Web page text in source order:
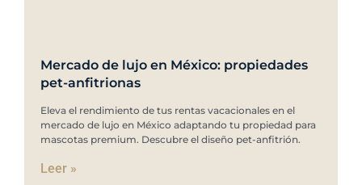
Mercado de lujo en México: propiedades
pet-anfitrionas
Eleva el rendimiento de tus rentas vacacionales en el
mercado de lujo en México adaptando tu propiedad para
mascotas premium. Descubre el diseño pet-anfitrión.
Leer »